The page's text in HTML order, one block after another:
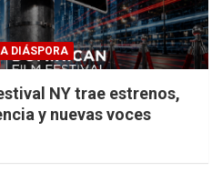
DIÁSPORA
NY trae estrenos,
y nuevas voces